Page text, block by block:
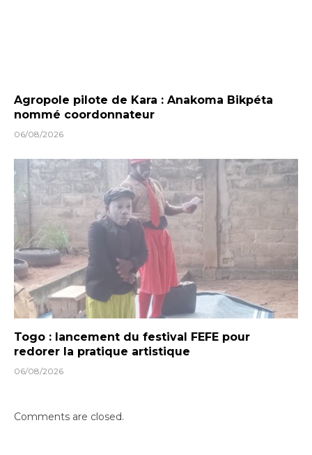
Agropole pilote de Kara : Anakoma Bikpéta
nommé coordonnateur
06/08/2026
Togo : lancement du festival FEFE pour
redorer la pratique artistique
06/08/2026
Comments are closed.